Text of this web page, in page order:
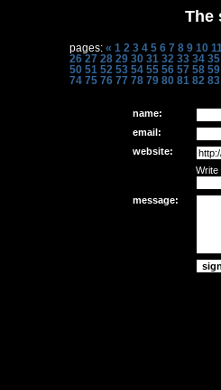
The
pages: « 1 2 3 4 5 6 7 8 9 10
26 27 28 29 30 31 32 33 34 35
50 51 52 53 54 55 56 57 58 59
74 75 76 77 78 79 80 81 82 83
name:
email:
website:
Write
message: